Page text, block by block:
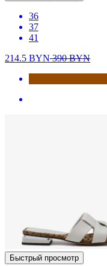
36
37
41
214.5 BYN390BYN
Быстрый просмотр